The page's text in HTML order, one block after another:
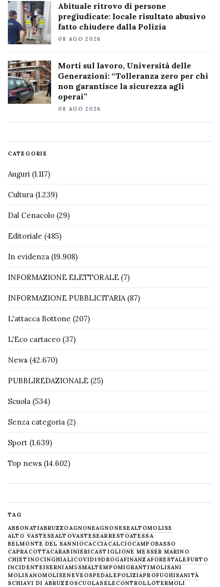
Abituale ritrovo di persone
pregiudicate: locale risultato abusivo
fatto chiudere dalla Polizia
08 AGO 2026
Morti sul lavoro, Università delle
Generazioni: “Tolleranza zero per chi
non garantisce la sicurezza agli
operai”
08 AGO 2026
CATEGORIE
Auguri (1.117)
Cultura (1.239)
Dal Cenacolo (29)
Editoriale (485)
In evidenza (19.908)
INFORMAZIONE ELETTORALE (7)
INFORMAZIONE PUBBLICITARIA(87)
L'attacca Bottone (207)
L'Eco cartaceo (37)
News (42.670)
PUBBLIREDAZIONALE (25)
Scuola (534)
Senza categoria (2)
Sport (1.639)
Top news (14.602)
TAG
ABBONATIABRUZZOAGNONEAGNONESEALTOMOLISE
ALTO VASTESEALTOVASTESEARRESTOATESSA
BELMONTE DEL SANNIOCACCIACALCIOCAMPOBASSO
CAPRACOTTACARABINIERICASTIGLIONE MESSER MARINO
CHIETINOCINGHIALICOVID19DROGAFINANZAFORESTALE FURTO
INCIDENTEISERNIAM5SMALTEMPOMIGRANTIMOLISANI
MOLISANOMOLISENEVE OSPEDALEPOLIZIAPROFUGHISANITÀ
SCHIAVI DI ABRUZZOSCUOLASELECONTROLLOTERMOLI